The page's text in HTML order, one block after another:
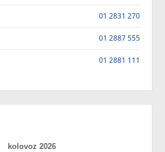
01 2831 270
01 2887 555
01 2881 111
kolovoz 2026